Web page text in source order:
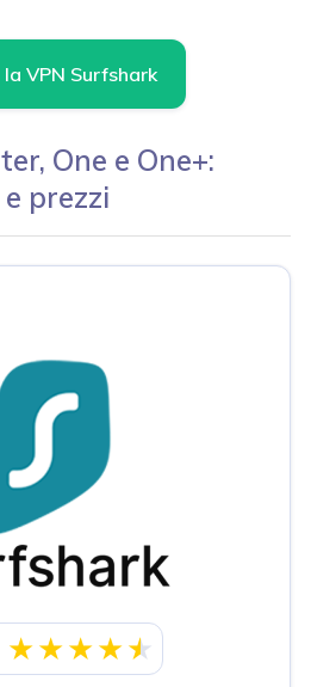
la VPN Surfshark
One e One+:
prezzi